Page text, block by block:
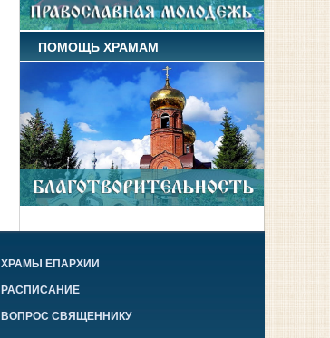
ПОМОЩЬ ХРАМАМ
ХРАМЫ ЕПАРХИИ
РАСПИСАНИЕ
ВОПРОС СВЯЩЕННИКУ